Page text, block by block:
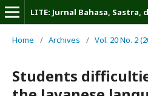
LITE: Jurnal Bahasa, Sastra,
Home / Archives / Vol. 20 No. 2
Students